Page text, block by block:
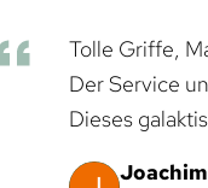
Tolle Griffe,
Der Service
Dieses